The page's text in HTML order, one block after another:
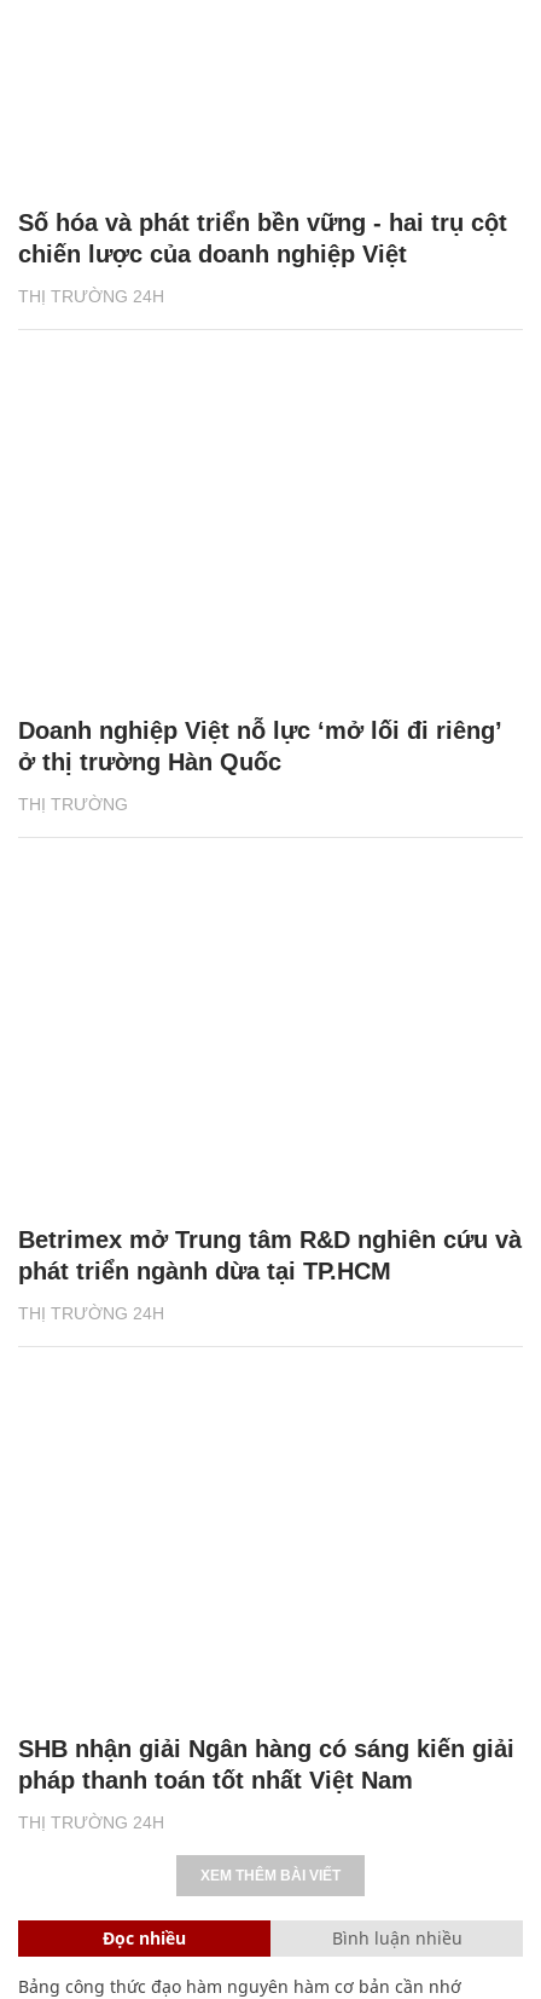
THỊ TRƯỜNG 24H
Số hóa và phát triển bền vững - hai trụ cột
chiến lược của doanh nghiệp Việt
THỊ TRƯỜNG
Doanh nghiệp Việt nỗ lực ‘mở lối đi riêng’
ở thị trường Hàn Quốc
THỊ TRƯỜNG 24H
Betrimex mở Trung tâm R&D nghiên cứu và
phát triển ngành dừa tại TP.HCM
THỊ TRƯỜNG 24H
SHB nhận giải Ngân hàng có sáng kiến giải
pháp thanh toán tốt nhất Việt Nam
XEM THÊM BÀI VIẾT
Đọc nhiều Bình luận nhiều
Bảng công thức đạo hàm nguyên hàm cơ bản cần nhớ